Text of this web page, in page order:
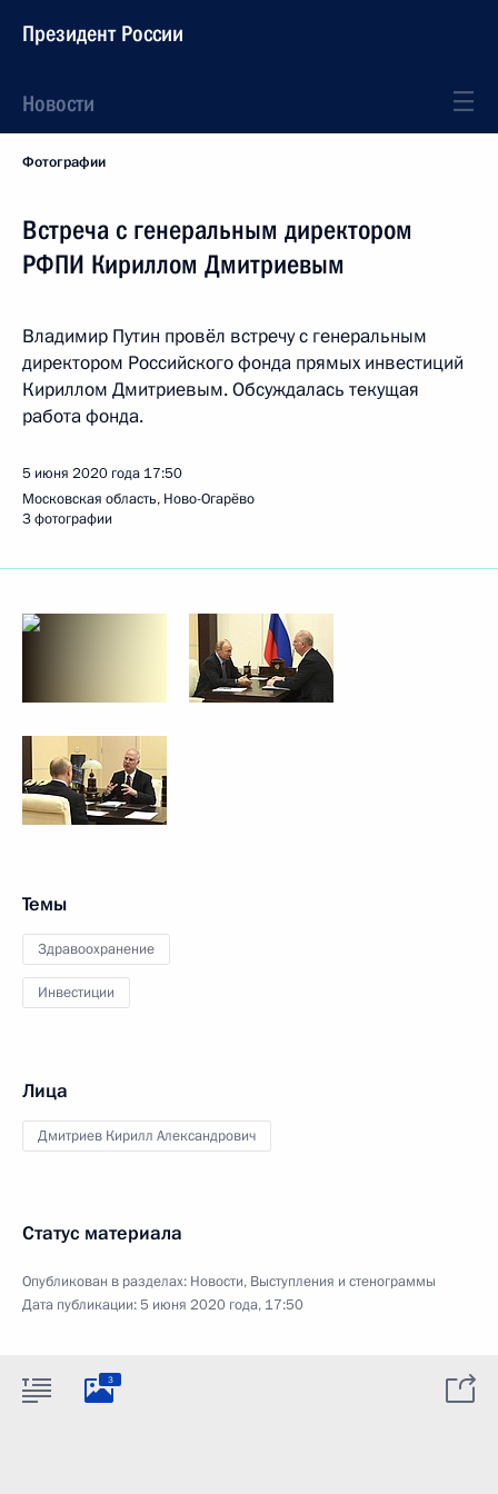
Президент России
Новости
Фотографии
Встреча с генеральным директором
РФПИ Кириллом Дмитриевым
Владимир Путин провёл встречу с генеральным
директором Российского фонда прямых инвестиций
Кириллом Дмитриевым. Обсуждалась текущая
работа фонда.
5 июня 2020 года 17:50
Московская область, Ново-Огарёво
3 фотографии
Темы
Здравоохранение
Инвестиции
Лица
Дмитриев Кирилл Александрович
Статус материала
Опубликован в разделах: Новости, Выступления и стенограммы
Дата публикации:5 июня 2020 года, 17:50
3